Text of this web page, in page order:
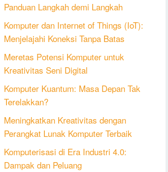
Panduan Langkah demi Langkah
Komputer dan Internet of Things (IoT):
Menjelajahi Koneksi Tanpa Batas
Meretas Potensi Komputer untuk
Kreativitas Seni Digital
Komputer Kuantum: Masa Depan Tak
Terelakkan?
Meningkatkan Kreativitas dengan
Perangkat Lunak Komputer Terbaik
Komputerisasi di Era Industri 4.0:
Dampak dan Peluang